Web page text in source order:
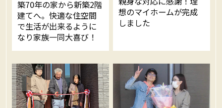
築70年の家から新築2階
建てへ。快適な住空間
で生活が出来るように
なり家族一同大喜び！
想のマイホームが完成
しました